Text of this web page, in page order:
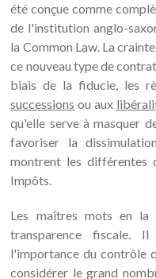
été conçue comme
de l'institution anglo-
la Common Law. La
ce nouveau type de
biais de la fiducie, les
successions ou aux
qu'elle serve à masquer
favoriser la
montrent les différentes
Impôts.
Les maîtres mots en la
transparence fiscale.
l'importance du contrôle
considérer le grand